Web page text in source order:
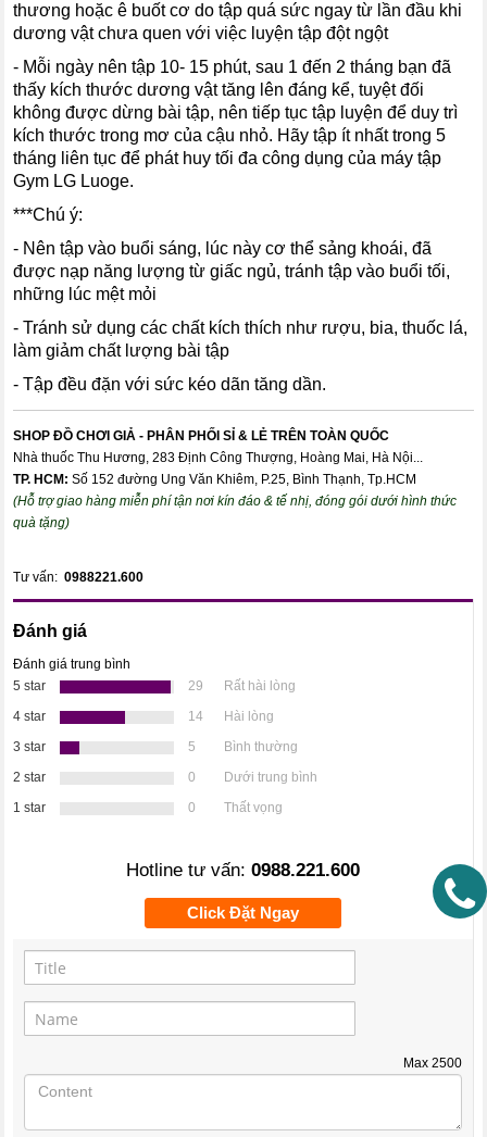
thương hoặc ê buốt cơ do tập quá sức ngay từ lần đầu khi
dương vật chưa quen với việc luyện tập đột ngột
- Mỗi ngày nên tập 10- 15 phút, sau 1 đến 2 tháng bạn đã
thấy kích thước dương vật tăng lên đáng kể, tuyệt đối
không được dừng bài tập, nên tiếp tục tập luyện để duy trì
kích thước trong mơ của cậu nhỏ. Hãy tập ít nhất trong 5
tháng liên tục để phát huy tối đa công dụng của máy tập
Gym LG Luoge.
***Chú ý:
- Nên tập vào buổi sáng, lúc này cơ thể sảng khoái, đã
được nạp năng lượng từ giấc ngủ, tránh tập vào buổi tối,
những lúc mệt mỏi
- Tránh sử dụng các chất kích thích như rượu, bia, thuốc lá,
làm giảm chất lượng bài tập
- Tập đều đặn với sức kéo dãn tăng dần.
SHOP ĐỒ CHƠI GIẢ - PHÂN PHỐI SỈ & LẺ TRÊN TOÀN QUỐC
Nhà thuốc Thu Hương, 283 Định Công Thượng, Hoàng Mai, Hà Nội...
TP. HCM: Số 152 đường Ung Văn Khiêm, P.25, Bình Thạnh, Tp.HCM
(Hỗ trợ giao hàng miễn phí tận nơi kín đáo & tế nhị, đóng gói dưới hình thức
quà tặng)
Tư vấn:0988221.600
Đánh giá
Đánh giá trung bình
5 star
29
Rất hài lòng
4 star
14
Hài lòng
3 star
5
Bình thường
2 star
0
Dưới trung bình
1 star
0 Thất vọng
Hotline tư vấn: 0988.221.600
Click Đặt Ngay
Max 2500